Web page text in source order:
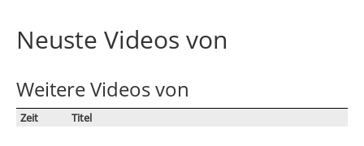
Neuste Videos von
Weitere Videos von
Zeit Titel